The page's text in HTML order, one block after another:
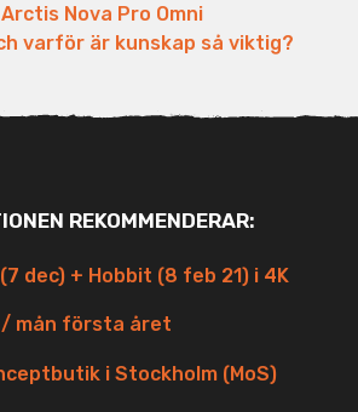
Nova Pro Omni
varför är kunskap så viktig?
REKOMMENDERAR:
dec) + Hobbit (8 feb 21) i 4K
/ mån första året
i Stockholm (MoS)